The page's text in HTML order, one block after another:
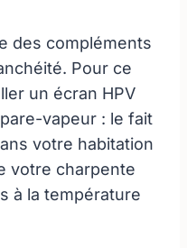
des compléments
Pour ce
un écran HPV
vapeur : le fait
votre habitation
votre charpente
à la température